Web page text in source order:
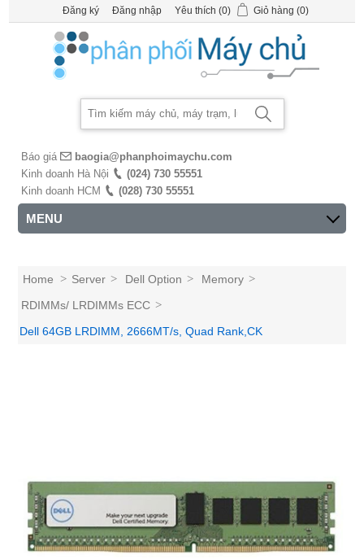
Đăng ký Đăng nhập Yêu thích (0) Giỏ hàng (0)
Báo giá
baogia@phanphoimaychu.com
Kinh doanh Hà Nội
(024) 730 55551
Kinh doanh HCM
(028) 730 55551
MENU
Home > Server > Dell Option > Memory >
RDIMMs/ LRDIMMs ECC >
Dell 64GB LRDIMM, 2666MT/s, Quad Rank,CK